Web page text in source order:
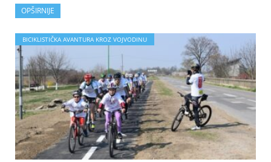
OPŠIRNIJE
BICIKLISTIČKA AVANTURA KROZ VOJVODINU